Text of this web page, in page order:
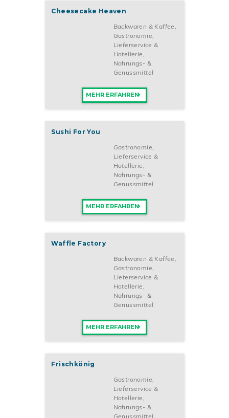
Partnerbetriebes auf eine kontinuierliche Weiterbildung stützen
Fragen jederzeit zur Seite. Wir machen unser erprobtes Know-
how für unsere Partner nutzbar und ermöglichen ihnen, mit dem
umfangreichen und qualitativ hochwertigen Produktangebot von
Gelateria La Luna Erfolg zu haben. Außerdem besteht die
Möglichkeit, bei uns zentral einzukaufen. Durch unsere
renommierten Marketingspezialisten werden
implementiert werden. Auf diese Weise profitieren unsere
Partner von einer großen Werbegemeinschaft. Bei Gelateria La
austauschen. Für die Bereiche Personalbeschaffung, -führung
und -entwicklung stellen wir informatives Material und
Nach Unterzeichnung einer Franchisevereinbarung beträgt die
Vertragsdauer 5 Jahre und kann anschließend um 10 Jahre
Gelateria La Luna „Erfolgreich als Franchisenehmer in den
Sommer starten – mit der Gelateria La Luna.“
Cheesecake Heaven
Backwaren & Kaffee
Gastronomie,
Lieferservice &
Hotellerie
Nahrungs- &
Genussmittel
MEHR ERFAHREN
Sushi For You
Gastronomie,
Lieferservice &
Hotellerie
Nahrungs- &
Genussmittel
MEHR ERFAHREN
Waffle Factory
Backwaren & Kaffee
Gastronomie,
Lieferservice &
Hotellerie
Nahrungs- &
Genussmittel
MEHR ERFAHREN
Frischkönig
Gastronomie,
Lieferservice &
Hotellerie
Nahrungs- &
Genussmittel